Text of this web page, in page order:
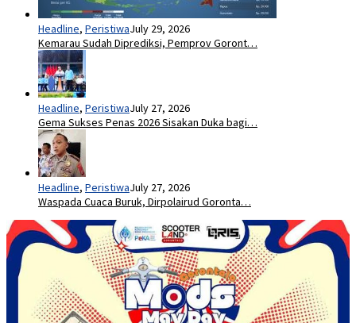
Headline, PeristiwaJuly 29, 2026
Kemarau Sudah Diprediksi, Pemprov Goront…
Headline, PeristiwaJuly 27, 2026
Gema Sukses Penas 2026 Sisakan Duka bagi…
Headline, PeristiwaJuly 27, 2026
Waspada Cuaca Buruk, Dirpolairud Goronta…